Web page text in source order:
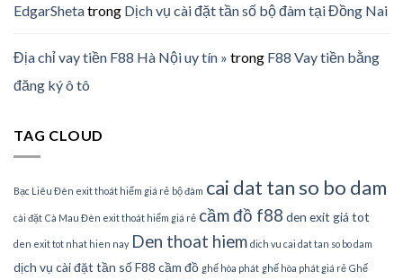
EdgarShetatrong Dịch vụ cài đặt tần số bộ đàm tại Đồng Nai
Địa chỉ vay tiền F88 Hà Nội uy tín » trong F88 Vay tiền bằng
đăng ký ô tô
TAG CLOUD
Bạc Liêu Đèn exit thoát hiểm giá rẻ bộ đàm cai dat tan so bo dam
cài đặt Cà Mau Đèn exit thoát hiểm giá rẻ cầm đồ f88 den exit giá tot
den exit tot nhat hien nay Den thoat hiem dich vu cai dat tan so bo dam
dịch vụ cài đặt tần sốF88 cầm đồ ghế hòa phát ghế hòa phát giá rẻ Ghế